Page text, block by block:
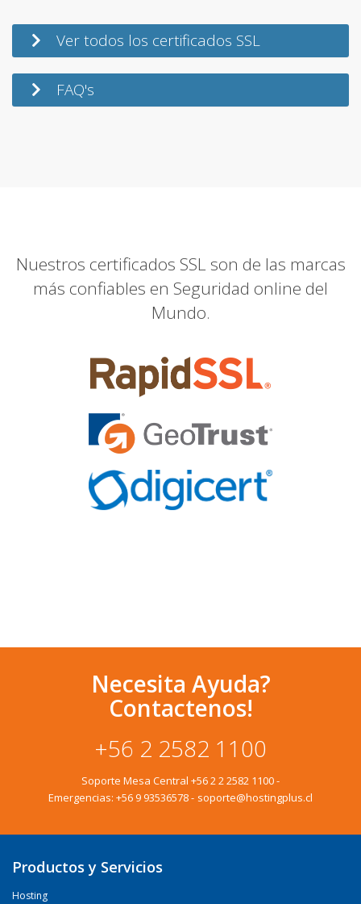
Ver todos los certificados SSL
FAQ's
Nuestros certificados SSL son de las marcas
más confiables en Seguridad online del
Mundo.
Necesita Ayuda?
Contactenos!
+56 2 2582 1100
Soporte Mesa Central +56 2 2 2582 1100-
Emergencias: +56 9 93536578- soporte@hostingplus.cl
Productos y Servicios
Hosting